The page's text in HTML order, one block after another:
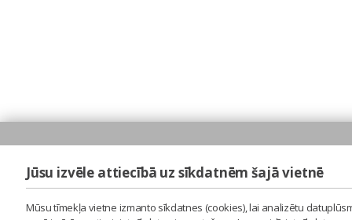
Jūsu izvēle attiecībā uz sīkdatnēm šajā vietnē
Mūsu tīmekļa vietne izmanto sīkdatnes (cookies), lai analizētu